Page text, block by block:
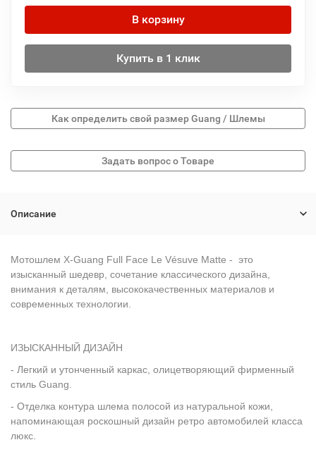
В корзину
Купить в 1 клик
Как определить свой размер Guang / Шлемы
Описание
Мотошлем X-Guang Full Face Le Vésuve Matte - это
изысканный шедевр, сочетание классического дизайна,
внимания к деталям, высококачественных материалов и
современных технологии.
ИЗЫСКАННЫЙ ДИЗАЙН
- Легкий и утонченный каркас, олицетворяющий фирменный
стиль Guang.
- Отделка контура шлема полосой из натуральной кожи,
напоминающая роскошный дизайн ретро автомобилей класса
люкс.